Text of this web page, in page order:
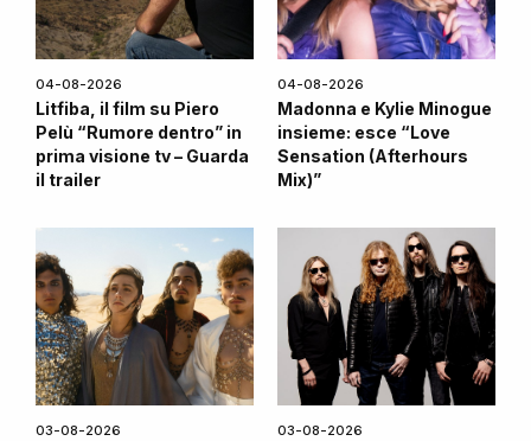
04-08-2026
Litfiba, il film su Piero
Pelù “Rumore dentro” in
prima visione tv – Guarda
il trailer
04-08-2026
Madonna e Kylie Minogue
insieme: esce “Love
Sensation (Afterhours
Mix)”
03-08-2026 03-08-2026